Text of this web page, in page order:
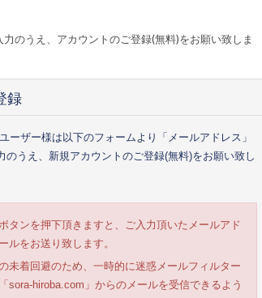
のうえ、アカウントのご登録(無料)をお願い致しま
録
ーザー様は以下のフォームより「メールアドレス」
のうえ、新規アカウントのご登録(無料)をお願い致し
タンを押下頂きますと、ご入力頂いたメールアド
ルをお送り致します。
未着回避のため、一時的に迷惑メールフィルター
sora-hiroba.com」からのメールを受信できるよう